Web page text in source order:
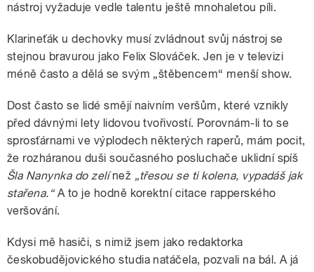
nástroj vyžaduje vedle talentu ještě mnohaletou píli.
Klarineťák u dechovky musí zvládnout svůj nástroj se
stejnou bravurou jako Felix Slováček. Jen je v televizi
méně často a dělá se svým „štěbencem“ menší show.
Dost často se lidé smějí naivním veršům, které vznikly
před dávnými lety lidovou tvořivostí. Porovnám-li to se
sprosťárnami ve výplodech některých raperů, mám pocit,
že rozháranou duši současného posluchače uklidní spíš
Šla Nanynka do zelínež „třesou se ti kolena, vypadáš jak
stařena.“A to je hodně korektní citace rapperského
veršování.
Kdysi mě hasiči, s nimiž jsem jako redaktorka
českobudějovického studia natáčela, pozvali na bál. A já